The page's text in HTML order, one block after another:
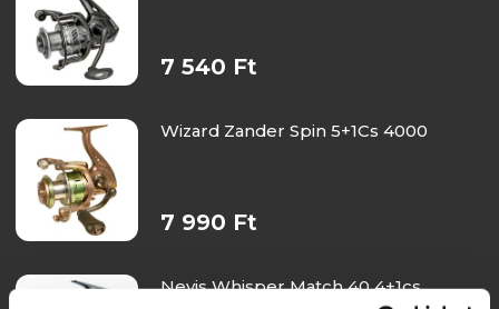
7 540 Ft
Wizard Zander Spin 5+1Cs 4000
7 990 Ft
Nevis Whisper Match 40 4+1cs